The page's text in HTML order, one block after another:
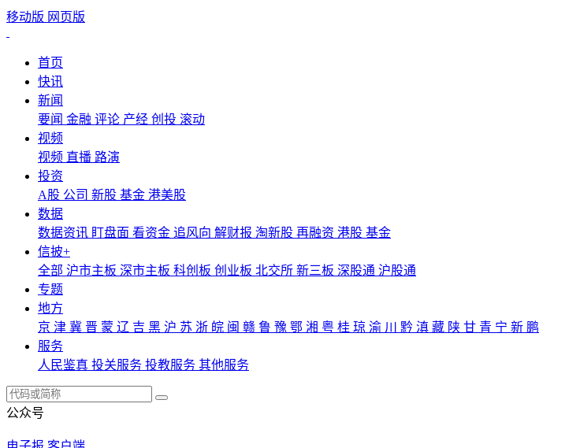
移动版 网页版
首页
快讯
新闻
要闻 金融 评论 产经 创投 滚动
视频
视频 直播 路演
投资
A股 公司 新股 基金 港美股
数据
数据资讯 盯盘面 看资金 追风向 解财报 淘新股 再融资 港股 基金
信披+
全部 沪市主板 深市主板 科创板 创业板 北交所 新三板 深股通 沪股通
专题
地方
京 津 冀 晋 蒙 辽 吉 黑 沪 苏 浙 皖 闽 赣 鲁 豫 鄂 湘 粤 桂 琼 渝 川 黔 滇 藏 陕 甘 青 宁 新 鹏
服务
人民鉴真 投关服务 投教服务 其他服务
公众号